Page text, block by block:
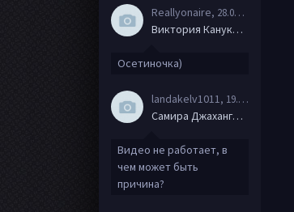
Reallyonaire, 28.06.20
Виктория Канукова
Осетиночка)
landakelv1011 , 19.06.20
Самира Джахангирова
Видео не работает, в
чем может быть
причина?